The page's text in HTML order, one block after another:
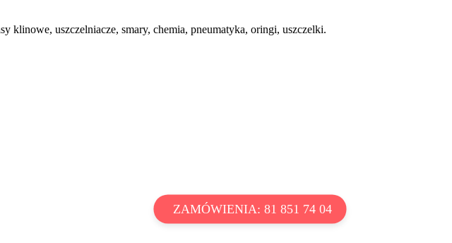
ZAMÓWIENIA: 81 851 74 04
klinowe, uszczelniacze, smary, chemia, pneumatyka, oringi, uszczelki.